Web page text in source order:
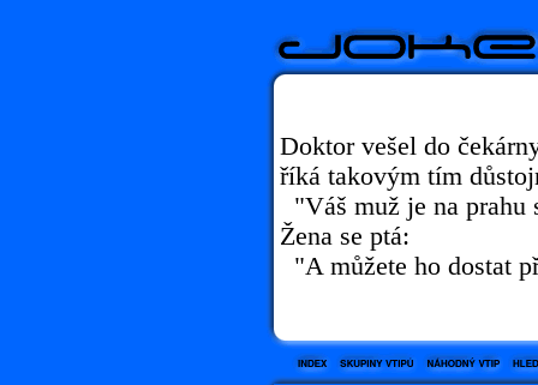
Doktor vešel do
říká takovým tím
"Váš muž je na prahu
Žena se ptá:
"A můžete ho dostat